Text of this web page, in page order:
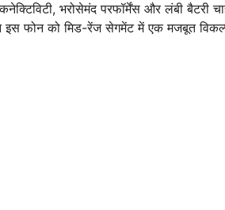
भरोसेमंद परफॉर्मेंस और लंबी
फोन को मिड-रेंज सेगमेंट में एक मजबूत